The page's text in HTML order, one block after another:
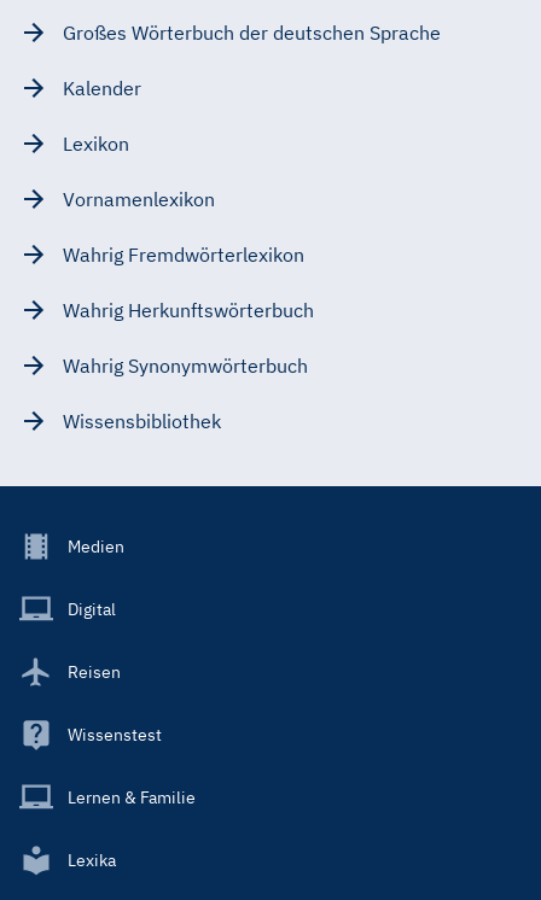
Großes Wörterbuch der deutschen Sprache
Kalender
Lexikon
Vornamenlexikon
Wahrig Fremdwörterlexikon
Wahrig Herkunftswörterbuch
Wahrig Synonymwörterbuch
Wissensbibliothek
Footer
Main
Medien
Digital
Reisen
Wissenstest
Lernen & Familie
Lexika